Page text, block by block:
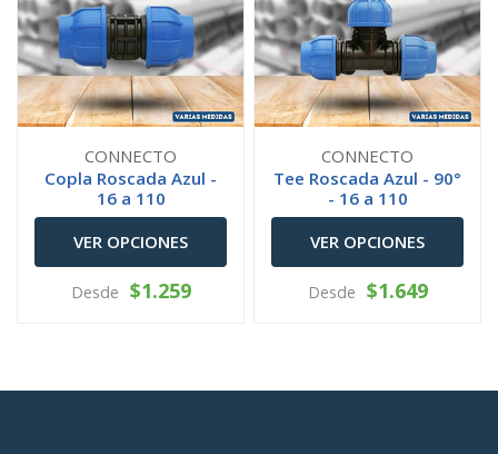
CONNECTO
Copla Roscada Azul -
16 a 110
VER OPCIONES
Desde $1.259
CONNECTO
Tee Roscada Azul - 90°
- 16 a 110
VER OPCIONES
Desde $1.649